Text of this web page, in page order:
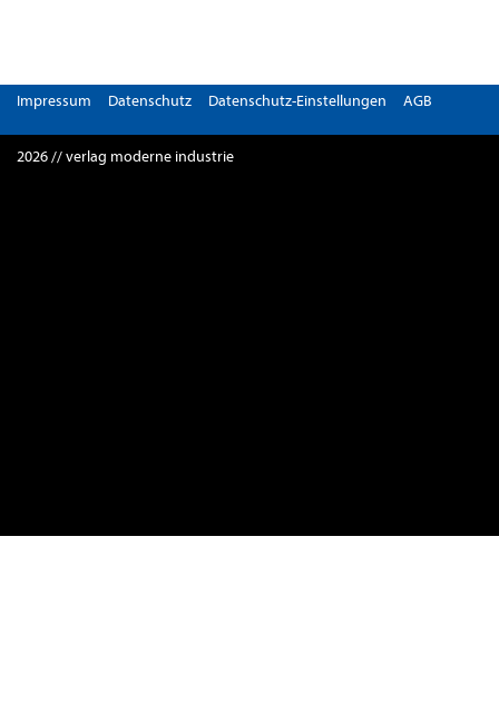
Impressum Datenschutz Datenschutz-Einstellungen AGB
2026 // verlag moderne industrie